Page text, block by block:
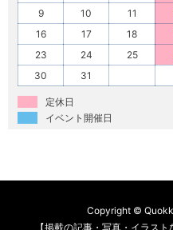
9
10 11
16
17 18
23
24 25
30
31
定休日
イベント開催日
Copyright ©
【掲載の記事・写真・イラス